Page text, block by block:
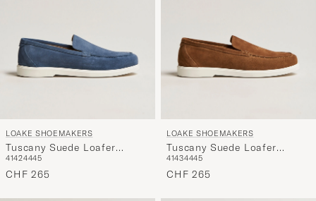
LOAKE SHOEMAKERS
Tuscany Suede Loafer
Denim
41424445
CHF 265
LOAKE SHOEMAKERS
Tuscany Suede Loafer
Chestnut
41434445
CHF 265